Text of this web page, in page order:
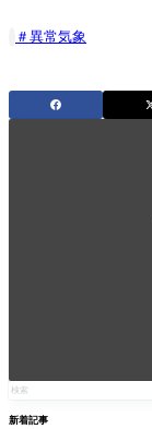
異常気象
新着記事